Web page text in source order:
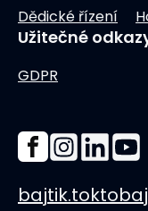
Dědické řízení
Užitečné
GDPR